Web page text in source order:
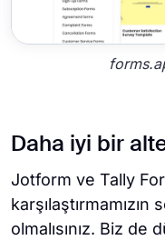
Daha iyi bir
Jotform ve Tally
olmalısınız. Biz de